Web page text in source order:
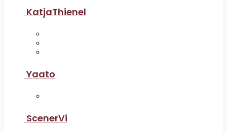
KatjaThienel
Yaato
ScenerVi